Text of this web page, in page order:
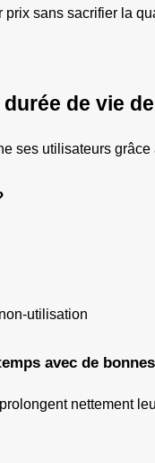
sans sacrifier la
de vie
ses utilisateurs grâce
utilisation
avec de
nettement